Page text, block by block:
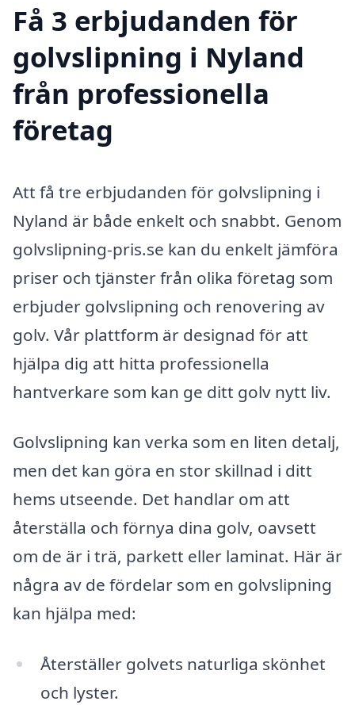
Få 3 erbjudanden för
golvslipning i Nyland
från professionella
företag
Att få tre erbjudanden för golvslipning i
Nyland är både enkelt och snabbt. Genom
golvslipning-pris.se kan du enkelt jämföra
priser och tjänster från olika företag som
erbjuder golvslipning och renovering av
golv. Vår plattform är designad för att
hjälpa dig att hitta professionella
hantverkare som kan ge ditt golv nytt liv.
Golvslipning kan verka som en liten detalj,
men det kan göra en stor skillnad i ditt
hems utseende. Det handlar om att
återställa och förnya dina golv, oavsett
om de är i trä, parkett eller laminat. Här är
några av de fördelar som en golvslipning
kan hjälpa med:
Återställer golvets naturliga skönhet
och lyster.